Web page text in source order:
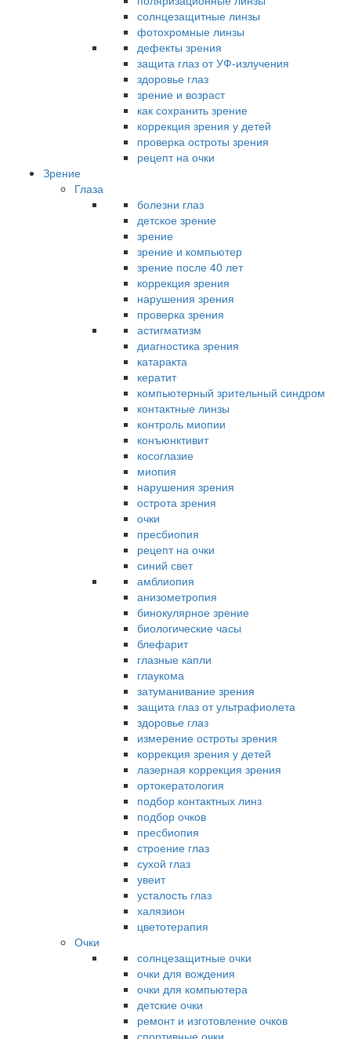
солнцезащитные линзы
фотохромные линзы
дефекты зрения
защита глаз от УФ-излучения
здоровье глаз
зрение и возраст
как сохранить зрение
коррекция зрения у детей
проверка остроты зрения
рецепт на очки
Зрение
Глаза
болезни глаз
детское зрение
зрение
зрение и компьютер
зрение после 40 лет
коррекция зрения
нарушения зрения
проверка зрения
астигматизм
диагностика зрения
катаракта
кератит
компьютерный зрительный синдром
контактные линзы
контроль миопии
конъюнктивит
косоглазие
миопия
нарушения зрения
острота зрения
очки
пресбиопия
рецепт на очки
синий свет
амблиопия
анизометропия
бинокулярное зрение
биологические часы
блефарит
глазные капли
глаукома
затуманивание зрения
защита глаз от ультрафиолета
здоровье глаз
измерение остроты зрения
коррекция зрения у детей
лазерная коррекция зрения
ортокератология
подбор контактных линз
подбор очков
пресбиопия
строение глаз
сухой глаз
увеит
усталость глаз
халязион
цветотерапия
Очки
солнцезащитные очки
очки для вождения
очки для компьютера
детские очки
ремонт и изготовление очков